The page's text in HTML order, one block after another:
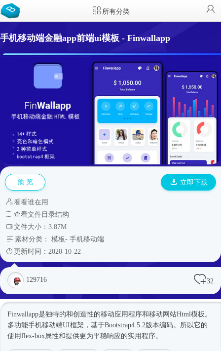
所有分类
手机移动端金融app前端ui模板 - Finwallapp
预 览 立即下载
看看谁在用
查看文件目录结构
文件大小：3.87M
素材分类： 模板- 手机移动端
更新时间：2020-10-22
129716 32
Finwallapp是独特的和创造性的移动应用程序和移动网站Html模板 。
多功能手机移动端UI框架，基于Bootstrap4 .5.2版本编码。所以它的
使用flex-box属性和提供更为平稳响应的实用程序。